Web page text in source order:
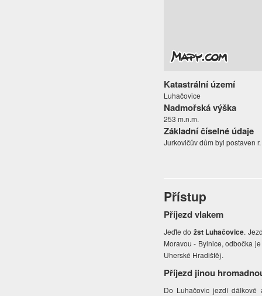
Katastrální území
Luhačovice
Nadmořská výška
253 m.n.m.
Základní číselné údaje
Jurkovičův dům byl postaven
Přístup
Příjezd vlakem
Jeďte do žst Luhačovice.
Moravou - Bylnice, odbočka
Uherské Hradiště).
Příjezd jinou
Do Luhačovic jezdí dálkové